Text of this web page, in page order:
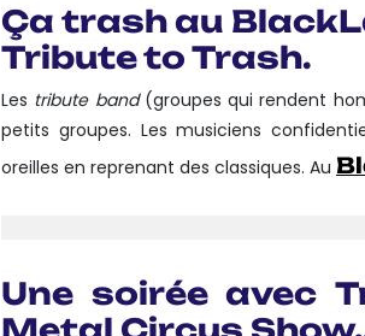
Ça trash au
Tribute to Trash.
Les tribute band(groupes qui rendent
petits groupes. Les musiciens
oreilles en reprenant des classiques. Au
Une soirée avec